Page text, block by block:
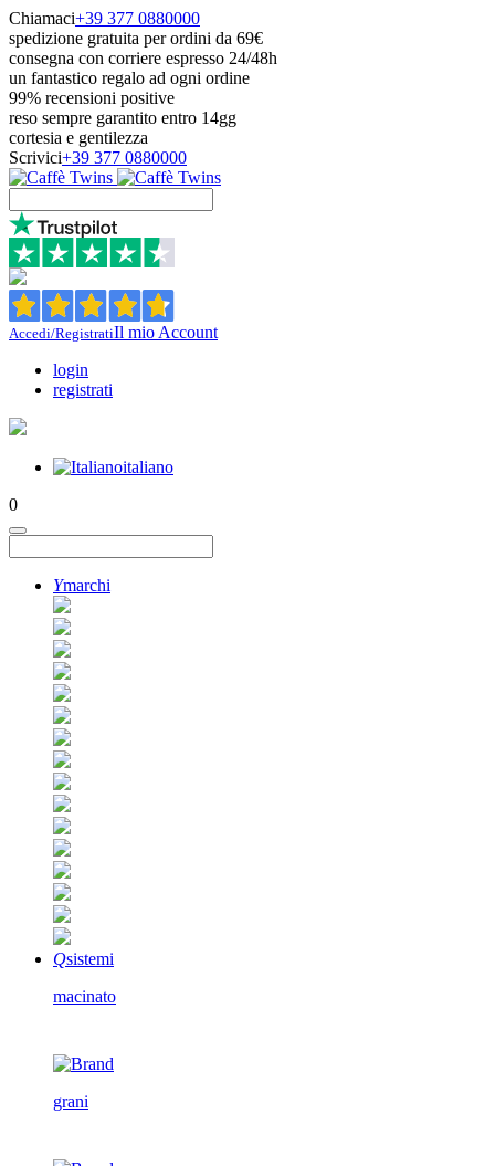
Chiamaci+39 377 0880000
spedizione gratuita per ordini da 69€
consegna con corriere espresso 24/48h
un fantastico regalo ad ogni ordine
99% recensioni positive
reso sempre garantito entro 14gg
cortesia e gentilezza
Scrivici+39 377 0880000
Accedi/RegistratiIl mio Account
login
registrati
italiano
0
Ymarchi
Qsistemi
macinato
grani